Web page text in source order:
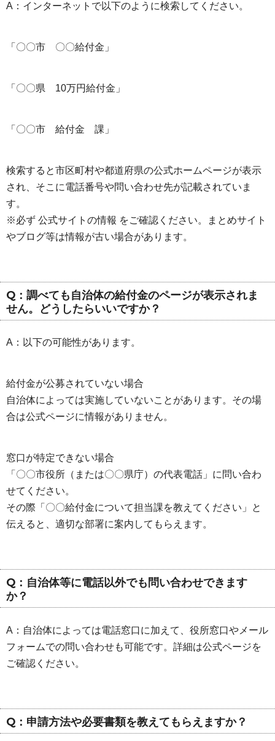
A：インターネットで以下のように検索してください。
「〇〇市 〇〇給付金」
「〇〇県 10万円給付金」
「〇〇市 給付金 課」
検索すると市区町村や都道府県の公式ホームページが表示
され、そこに電話番号や問い合わせ先が記載されていま
す。
※必ず 公式サイトの情報 をご確認ください。まとめサイト
やブログ等は情報が古い場合があります。
Q：調べても自治体の給付金のページが表示されま
せん。どうしたらいいですか？
A：以下の可能性があります。
給付金が公募されていない場合
自治体によっては実施していないことがあります。その場
合は公式ページに情報がありません。
窓口が特定できない場合
「〇〇市役所（または〇〇県庁）の代表電話」に問い合わ
せてください。
その際「〇〇給付金について担当課を教えてください」と
伝えると、適切な部署に案内してもらえます。
Q：自治体等に電話以外でも問い合わせできます
か？
A：自治体によっては電話窓口に加えて、役所窓口やメール
フォームでの問い合わせも可能です。詳細は公式ページを
ご確認ください。
Q：申請方法や必要書類を教えてもらえますか？